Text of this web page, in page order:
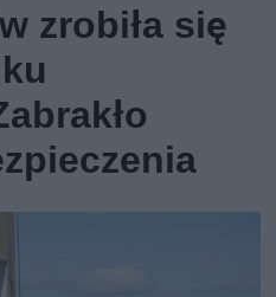
zrobiła się